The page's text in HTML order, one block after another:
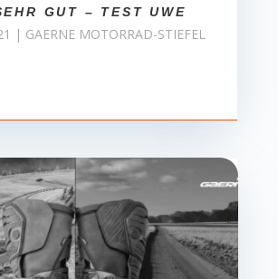
GUT – TEST UWE
| GAERNE MOTORRAD-STIEFEL